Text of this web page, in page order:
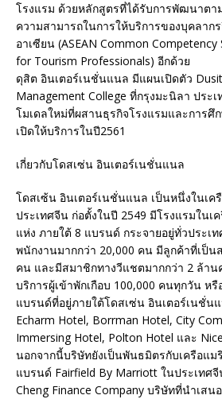
โรงแรม ด้วยหลักสูตรที่ได้รับการพัฒนาต
ความสามารถในการให้บริการของบุคลาก
อาเซียน (ASEAN Common
for Tourism Professionals) อีกด้วย
ดุสิต อินเตอร์เนชั่นแนล มีแผนเปิดตัว
Management College ที่กรุงมะนิลา ประ
โมเดลใหม่ที่ผสานธุรกิจโรงแรมและการศึ
เปิดให้บริการในปี2561
เกี่ยวกับโดสเซ่น อินเตอร์เนชั่นแนล
โดสเซ้น อินเตอร์เนชั่นแนล เป็นหนึ่งในเค
ประเทศจีน ก่อตั้งในปี 2549 มีโรงแรมในเ
แห่ง ภายใต้ 8 แบรนด์ กระจายอยู่ทั่วประเ
พนักงานมากกว่า 20,000 คน มีลูกค้าที่เป็
คน และมีสมาชิกทางวีแชตมากกว่า 2 ล้า
บริการผู้เข้าพักเกือบ 100,000 คนทุกวัน ห
แบรนด์ที่อยู่ภายใต้โดสเซ่น อินเตอร์เนชั่น
Echarm Hotel, Borrman Hotel, City
Immersing Hotel, Polton Hotel และ
นอกจากนี้บริษัทยังเป็นพันธมิตรกับเครือแม
แบรนด์ Fairfield By Marriott ในประเทศ
Cheng Finance Company บริษัทที่นำเสน